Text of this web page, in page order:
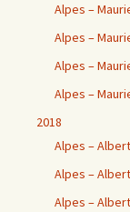
Alpes –
Alpes –
Alpes –
Alpes –
2018
Alpes –
Alpes –
Alpes –